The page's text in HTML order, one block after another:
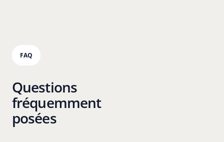
FAQ
Questions
fréquemment
posées